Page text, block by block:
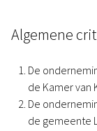
Algemene
De
de Kamer van
De
de gemeente